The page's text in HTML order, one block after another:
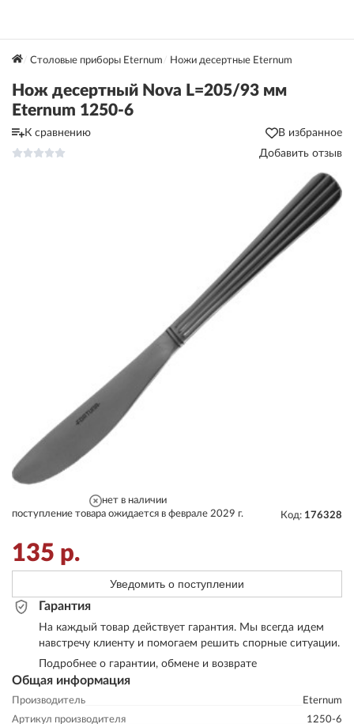
Столовые приборы Eternum Ножи десертные Eternum
Нож десертный Nova L=205/93 мм
Eternum 1250-6
К сравнению
В избранное
Добавить отзыв
Общая информация
Производитель
Eternum
Артикул производителя
1250-6
нет в наличии
поступление товара ожидается в феврале 2029 г.
Код: 176328
135 р.
Уведомить о поступлении
Гарантия
На каждый товар действует гарантия. Мы всегда идем
навстречу клиенту и помогаем решить спорные ситуации.
Подробнее о гарантии, обмене и возврате